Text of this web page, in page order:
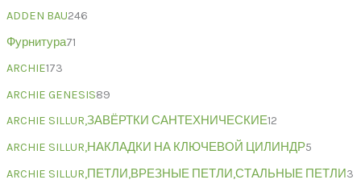
ADDEN BAU246
Фурнитура71
ARCHIE173
ARCHIE GENESIS89
ARCHIE SILLUR,ЗАВЁРТКИ САНТЕХНИЧЕСКИЕ12
ARCHIE SILLUR,НАКЛАДКИ НА КЛЮЧЕВОЙ ЦИЛИНДР5
ARCHIE SILLUR,ПЕТЛИ,ВРЕЗНЫЕ ПЕТЛИ,СТАЛЬНЫЕ ПЕТЛИ3